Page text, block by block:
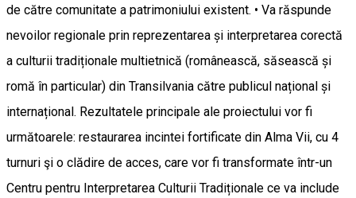
de către comunitate a patrimoniului existent. • Va răspunde
nevoilor regionale prin reprezentarea și interpretarea corectă
a culturii tradiționale multietnică (românească, săsească și
romă în particular) din Transilvania către publicul național și
internațional. Rezultatele principale ale proiectului vor fi
următoarele: restaurarea incintei fortificate din Alma Vii, cu 4
turnuri şi o clădire de acces, care vor fi transformate într-un
Centru pentru Interpretarea Culturii Tradiționale ce va include